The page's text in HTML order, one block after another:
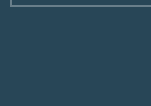
inquieta le rive dei fiumi e